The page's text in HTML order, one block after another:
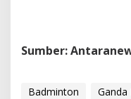
Sumber:
Badminton Ganda